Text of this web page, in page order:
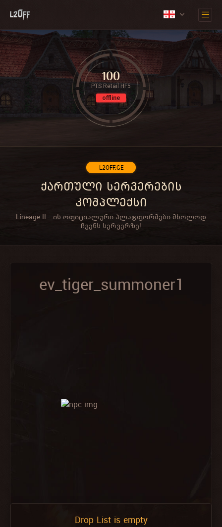
L2OFF.GE
ქართული სერვერების
კომპლექსი
Lineage II - ის ოფიციალური პლატფორმები მხოლოდ
ჩვენს სერვერზე!
100
PTS Retail HF5
offline
ev_tiger_summoner1
Drop List is empty